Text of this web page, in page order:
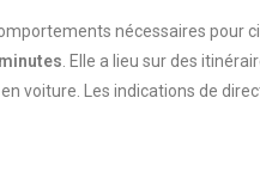
nécessaires pour
. Elle a lieu sur des
voiture. Les indications de